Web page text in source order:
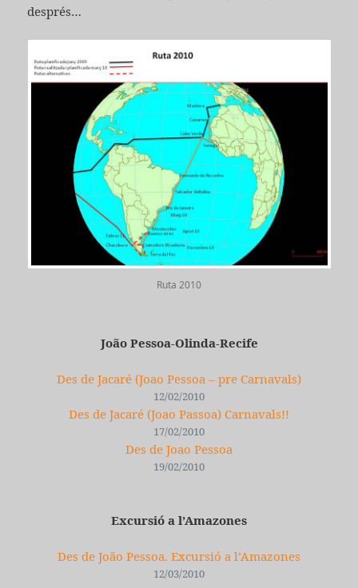
després…
Ruta 2010
João Pessoa-Olinda-Recife
Des de Jacaré (Joao Pessoa – pre Carnavals)
12/02/2010
Des de Jacaré (Joao Passoa) Carnavals!!
17/02/2010
Des de Joao Pessoa
19/02/2010
Excursió a l’Amazones
Des de João Pessoa. Excursió a l’Amazones
12/03/2010